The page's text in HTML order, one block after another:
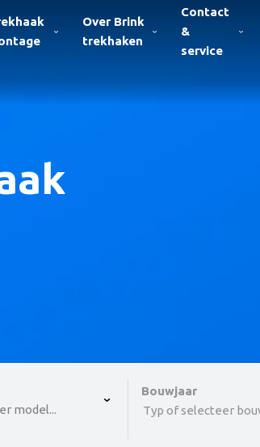
Over Brink
trekhaken
Contact
&
service
Select is focused ,type to refine list, press
model...
Bouwjaar
Typ of selecteer